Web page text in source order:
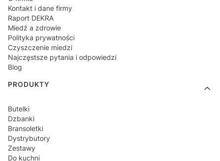
Kontakt i dane firmy
Raport DEKRA
Miedź a zdrowie
Polityka prywatności
Czyszczenie miedzi
Najczęstsze pytania i odpowiedzi
Blog
PRODUKTY
Butelki
Dzbanki
Bransoletki
Dystrybutory
Zestawy
Do kuchni